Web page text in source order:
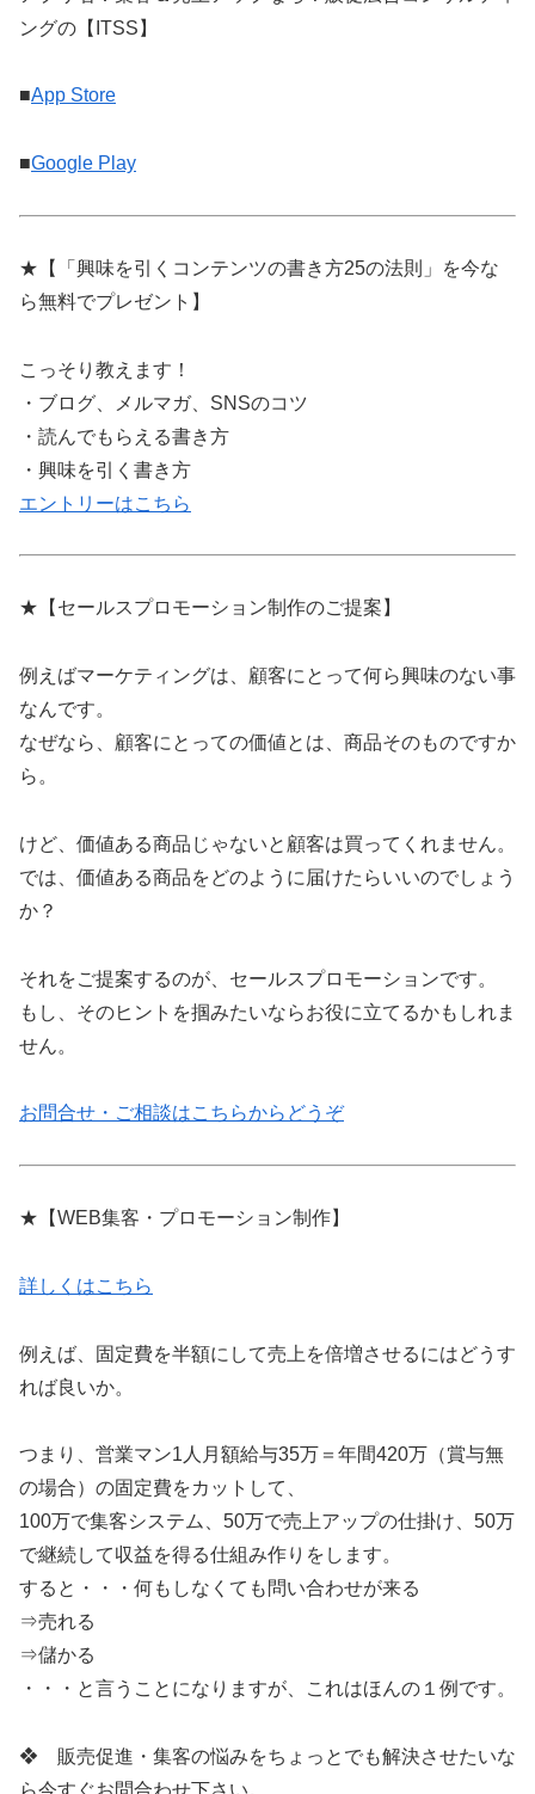
ングの【ITSS】
■App Store
■Google Play
★【「興味を引くコンテンツの書き方25の法則」を今な
ら無料でプレゼント】
こっそり教えます！
・ブログ、メルマガ、SNSのコツ
・読んでもらえる書き方
・興味を引く書き方
エントリーはこちら
★【セールスプロモーション制作のご提案】
例えばマーケティングは、顧客にとって何ら興味のない事
なんです。
なぜなら、顧客にとっての価値とは、商品そのものですか
ら。
けど、価値ある商品じゃないと顧客は買ってくれません。
では、価値ある商品をどのように届けたらいいのでしょう
か？
それをご提案するのが、セールスプロモーションです。
もし、そのヒントを掴みたいならお役に立てるかもしれま
せん。
お問合せ・ご相談はこちらからどうぞ
★【WEB集客・プロモーション制作】
詳しくはこちら
例えば、固定費を半額にして売上を倍増させるにはどうす
れば良いか。
つまり、営業マン1人月額給与35万＝年間420万（賞与無
の場合）の固定費をカットして、
100万で集客システム、50万で売上アップの仕掛け、50万
で継続して収益を得る仕組み作りをします。
すると・・・何もしなくても問い合わせが来る
⇒売れる
⇒儲かる
・・・と言うことになりますが、これはほんの１例です。
❖ 販売促進・集客の悩みをちょっとでも解決させたいな